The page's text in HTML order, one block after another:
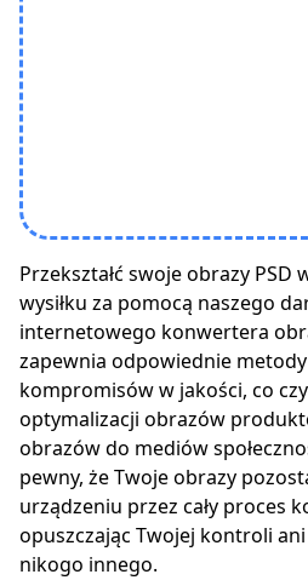
Przekształć swoje obrazy PSD
wysiłku za pomocą naszego
internetowego konwertera
zapewnia odpowiednie
kompromisów w jakości, co
optymalizacji obrazów
obrazów do mediów
pewny, że Twoje obrazy
urządzeniu przez cały proces
opuszczając Twojej kontroli
nikogo innego.